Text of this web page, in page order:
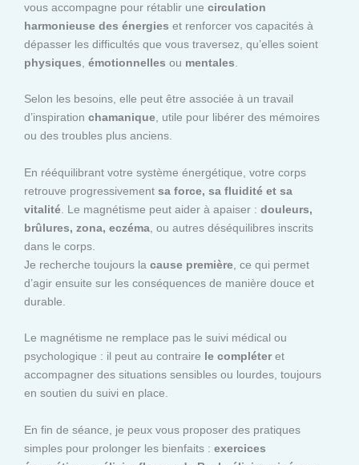
vous accompagne pour rétablir une circulation
harmonieuse des énergies et renforcer vos capacités à
dépasser les difficultés que vous traversez, qu’elles soient
physiques émotionnelles ou mentales
Selon les besoins, elle peut être associée à un travail
d’inspiration chamanique, utile pour libérer des mémoires
ou des troubles plus anciens.
En rééquilibrant votre système énergétique, votre corps
retrouve progressivement sa force, sa fluidité et sa
vitalité . Le magnétisme peut aider à apaiser : douleurs,
brûlures, zona, eczéma , ou autres déséquilibres inscrits
dans le corps.
Je recherche toujours la cause première , ce qui permet
d’agir ensuite sur les conséquences de manière douce et
durable.
Le magnétisme ne remplace pas le suivi médical ou
psychologique : il peut au contraire le compléteret
accompagner des situations sensibles ou lourdes, toujours
en soutien du suivi en place.
En fin de séance, je peux vous proposer des pratiques
simples pour prolonger les bienfaits : exercices